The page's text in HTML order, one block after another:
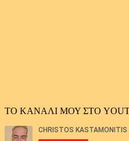
ΤΟ ΚΑΝΑΛΙ ΜΟΥ ΣΤΟ